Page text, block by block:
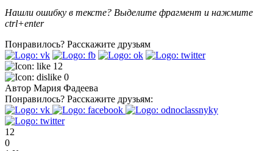
Нашли ошибку в тексте? Выделите фрагмент и нажмите
ctrl+enter
Понравилось? Расскажите друзьям
12
0
Автор Мария Фадеева
Понравилось? Расскажите друзьям:
12
0